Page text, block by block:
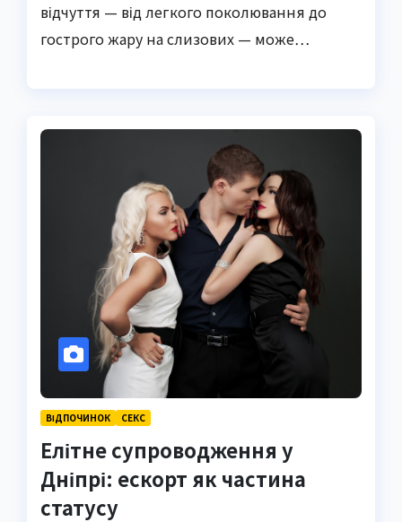
відчуття — від легкого поколювання до
гострого жару на слизових — може…
ВІДПОЧИНОК СЕКС
Елітне супроводження у
Дніпрі: ескорт як частина
статусу